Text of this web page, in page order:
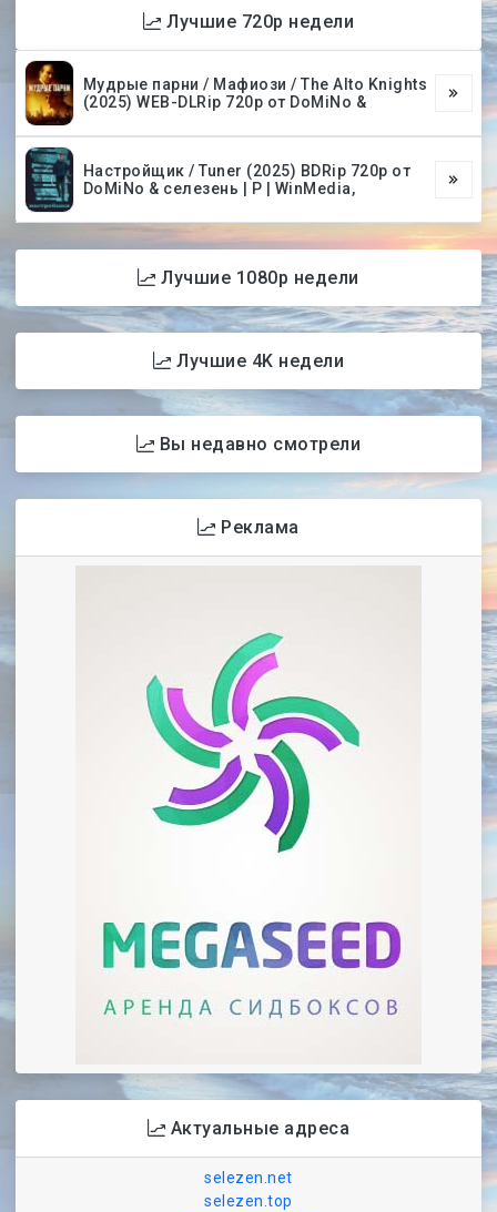
Лучшие 720p недели
Мудрые парни / Мафиози / The Alto Knights
(2025) WEB-DLRip 720p от DoMiNo &
Настройщик / Tuner (2025) BDRip 720p от
DoMiNo & селезень | P | WinMedia,
Лучшие 1080p недели
Лучшие 4K недели
Вы недавно смотрели
Реклама
Актуальные адреса
selezen.net
selezen.top